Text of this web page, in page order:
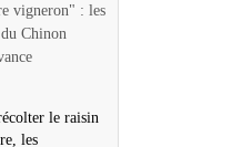
vigneron" : les
Chinon
le raisin
les